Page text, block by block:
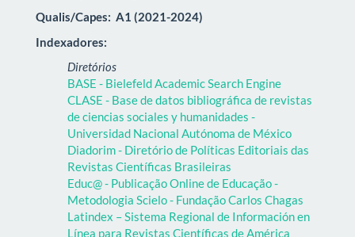
Qualis/Capes: A1 (2021-2024)
Indexadores:
Diretórios
BASE - Bielefeld Academic Search Engine
CLASE - Base de datos bibliográfica de revistas
de ciencias sociales y humanidades -
Universidad Nacional Autónoma de México
Diadorim - Diretório de Políticas Editoriais das
Revistas Científicas Brasileiras
Educ@ - Publicação Online de Educação -
Metodologia Scielo - Fundação Carlos Chagas
Latindex – Sistema Regional de Información en
Línea para Revistas Científicas de América